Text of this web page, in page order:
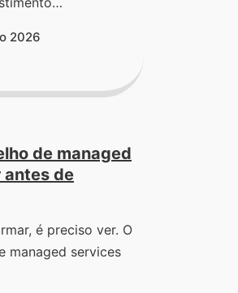
2026
de managed
antes de
é preciso ver. O
managed services